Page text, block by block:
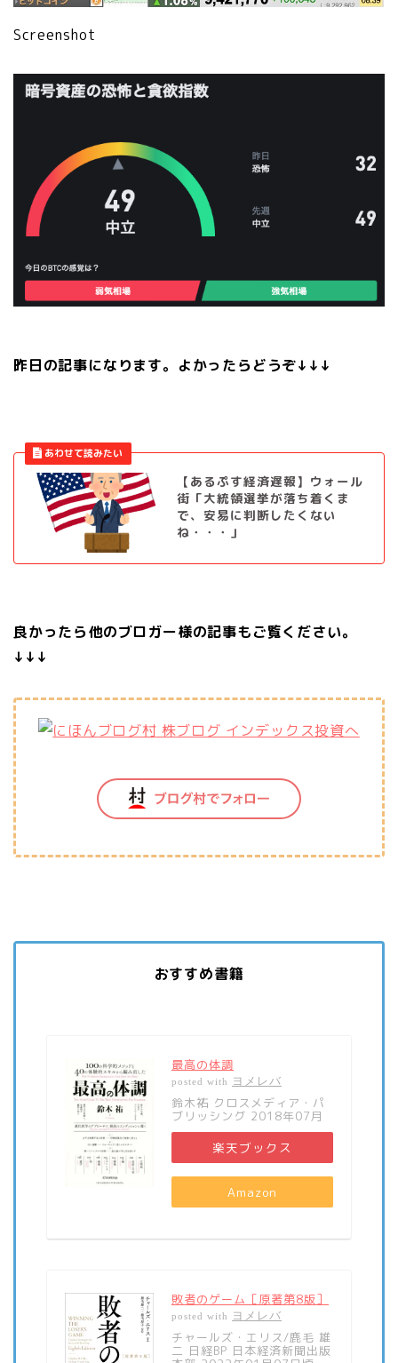
Screenshot
昨日の記事になります。よかったらどうぞ↓↓↓
【あるぷす経済遅報】ウォール
街「大統領選挙が落ち着くま
で、安易に判断したくない
ね・・・」
良かったら他のブロガー様の記事もご覧ください。
↓↓↓
おすすめ書籍
最高の体調
posted with ヨメレバ
鈴木祐 クロスメディア・パ
ブリッシング 2018年07月
楽天ブックス
Amazon
敗者のゲーム［原著第8版］
posted with ヨメレバ
チャールズ・エリス/鹿毛 雄
二 日経BP 日本経済新聞出版